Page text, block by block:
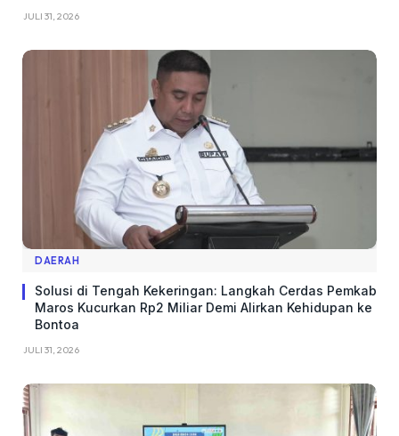
JULI 31, 2026
DAERAH
Solusi di Tengah Kekeringan: Langkah Cerdas Pemkab
Maros Kucurkan Rp2 Miliar Demi Alirkan Kehidupan ke
Bontoa
JULI 31, 2026